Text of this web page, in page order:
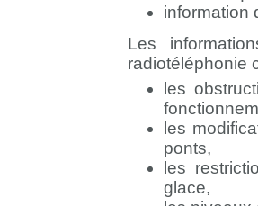
information
Les
radiotéléphonie
les
les
ponts,
les
glace,